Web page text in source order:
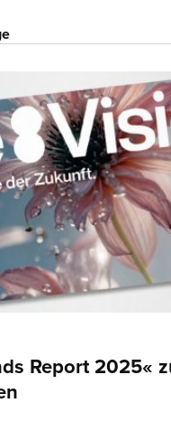
Report 2025«